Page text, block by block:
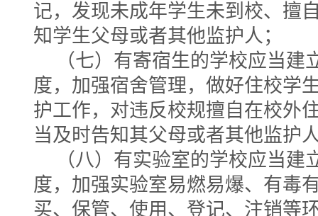
记，发现未成年学生未到校、擅
知学生父母或者其他监护人；
（七）有寄宿生的学校应当建
度，加强宿舍管理，做好住校学
护工作，对违反校规擅自在校外
当及时告知其父母或者其他监护
（八）有实验室的学校应当建
度，加强实验室易燃易爆、有毒
买、保管、使用、登记、注销等